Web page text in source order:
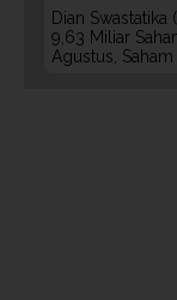
Dian Swastatika
9,63 Miliar
Agustus, Saham